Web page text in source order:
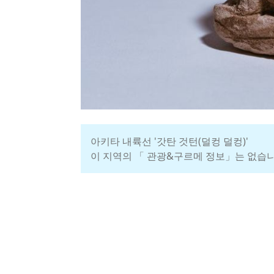
아키타 내륙선 '갓탄 것턴(덜컹 덜컹)'
이 지역의 「 관광&구르메 정보」는 없습